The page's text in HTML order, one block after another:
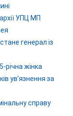
УПЦ МП
генерал із
річна жінка
ув’язнення за
справу